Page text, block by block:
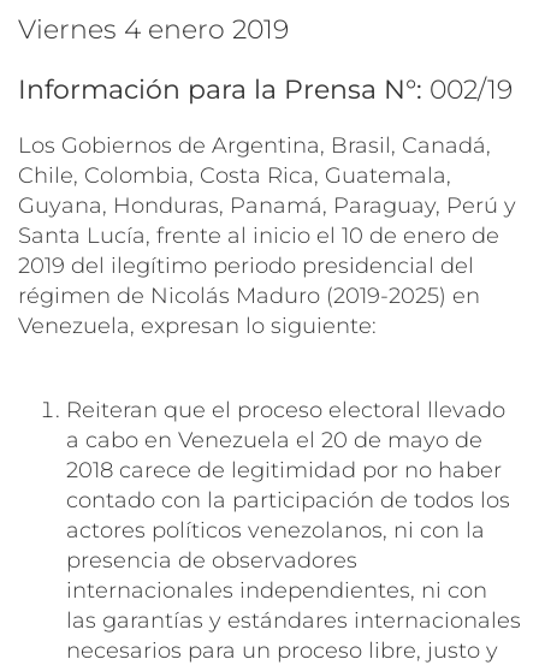
viernes 4 enero 2019
Información para la Prensa N°: 002/19
Los Gobiernos de Argentina, Brasil, Canadá,
Chile, Colombia, Costa Rica, Guatemala,
Guyana, Honduras, Panamá, Paraguay, Perú y
Santa Lucía, frente al inicio el 10 de enero de
2019 del ilegítimo periodo presidencial del
régimen de Nicolás Maduro (2019-2025) en
Venezuela, expresan lo siguiente:
Reiteran que el proceso electoral llevado
a cabo en Venezuela el 20 de mayo de
2018 carece de legitimidad por no haber
contado con la participación de todos los
actores políticos venezolanos, ni con la
presencia de observadores
internacionales independientes, ni con
las garantías y estándares internacionales
necesarios para un proceso libre, justo y